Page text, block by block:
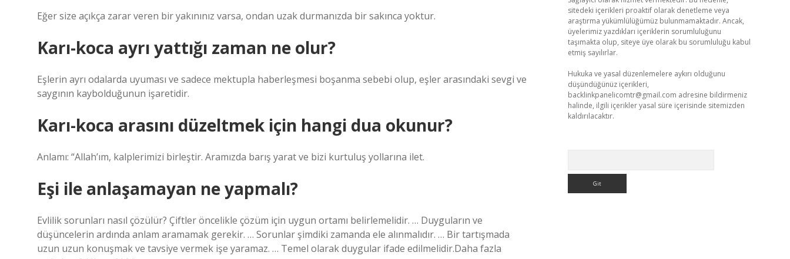
Eğer size açıkça zarar veren bir yakınınız varsa, ondan uzak durmanızda bir sakınca yoktur.
Karı-koca ayrı yattığı zaman ne olur?
Eşlerin ayrı odalarda uyuması ve sadece mektupla haberleşmesi boşanma sebebi olup, eşler arasındaki sevgi ve
saygının kaybolduğunun işaretidir.
Karı-koca arasını düzeltmek için hangi dua okunur?
Anlamı: “Allah’ım, kalplerimizi birleştir. Aramızda barış yarat ve bizi kurtuluş yollarına ilet.
Eşi ile anlaşamayan ne yapmalı?
Evlilik sorunları nasıl çözülür? Çiftler öncelikle çözüm için uygun ortamı belirlemelidir. … Duyguların ve
düşüncelerin ardında anlam aramamak gerekir. … Sorunlar şimdiki zamanda ele alınmalıdır. … Bir tartışmada
uzun uzun konuşmak ve tavsiye vermek işe yaramaz. … Temel olarak duygular ifade edilmelidir.Daha fazla
sitedeki içerikleri proaktif olarak denetleme veya
araştırma yükümlülüğümüz bulunmamaktadır. Ancak,
üyelerimiz yazdıkları içeriklerin sorumluluğunu
taşımakta olup, siteye üye olarak bu sorumluluğu kabul
etmiş sayılırlar.
Hukuka ve yasal düzenlemelere aykırı olduğunu
düşündüğünüz içerikleri,
backlinkpanelicomtr@gmail.com adresine bildirmeniz
halinde, ilgili içerikler yasal süre içerisinde sitemizden
kaldırılacaktır.